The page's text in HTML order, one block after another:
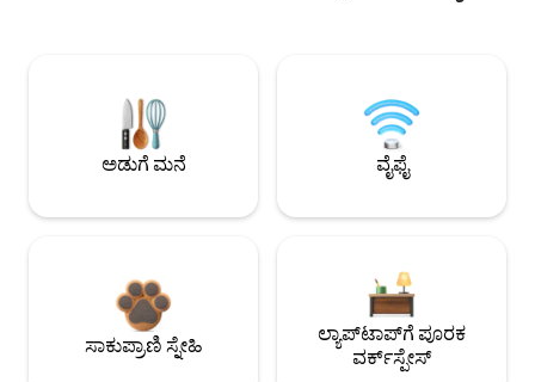
ಅಡುಗೆ ಮನೆ ವೈಫೈ
ಸಾಕುಪ್ರಾಣಿ ಸ್ನೇಹಿ
ಲ್ಯಾಪ್‌ಟಾಪ್‌ಗೆ ಪೂರಕ
ವರ್ಕ್‌ಸ್ಪೇಸ್